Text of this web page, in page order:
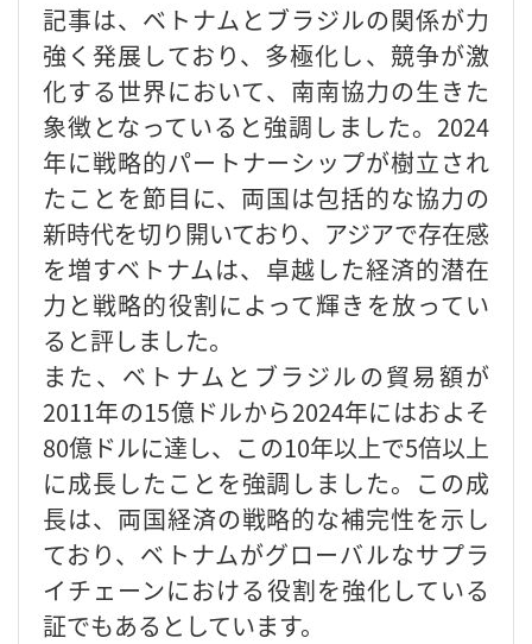
記事は、ベトナムとブラジルの関係が力
強く発展しており、多極化し、競争が激
化する世界において、南南協力の生きた
象徴となっていると強調しました。2024
年に戦略的パートナーシップが樹立され
たことを節目に、両国は包括的な協力の
新時代を切り開いており、アジアで存在感
を増すベトナムは、卓越した経済的潜在
力と戦略的役割によって輝きを放ってい
ると評しました。
また、ベトナムとブラジルの貿易額が
2011年の15億ドルから2024年にはおよそ
80億ドルに達し、この10年以上で5倍以上
に成長したことを強調しました。この成
長は、両国経済の戦略的な補完性を示し
ており、ベトナムがグローバルなサプラ
イチェーンにおける役割を強化している
証でもあるとしています。